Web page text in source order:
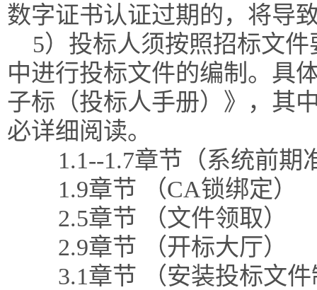
数字证书认证过期的，将导
5）投标人须按照招标文
中进行投标文件的编制。具
子标（投标人手册）》，其
必详细阅读。
1.1--1.7章节（系统前期
1.9章节 （CA锁绑定）
2.5章节 （文件领取）
2.9章节 （开标大厅）
3.1章节 （安装投标文